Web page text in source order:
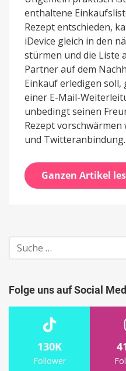
enthaltene
Rezept entschieden,
iDevice gleich in den
stürmen und die Liste
Partner auf dem
Einkauf erledigen
einer E-Mail-
unbedingt seinen
Rezept vorschwärmen
und Twitteranbindung.
Ganzen Artikel
Suche
nach:
Folge uns auf Social
130K
Follower